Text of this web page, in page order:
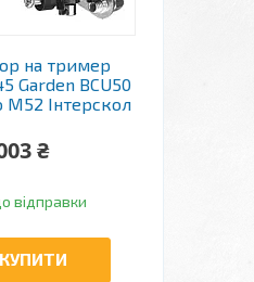
на тример
Garden BCU50
M52 Інтерскол
₴
відправки
КУПИТИ